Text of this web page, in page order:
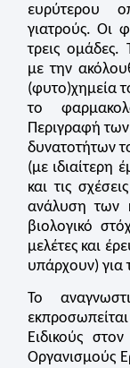
ευρύτερου
γιατρούς. Οι
τρεις ομάδες.
με την
(φυτο)χημεία
το
Περιγραφή
δυνατοτήτων
(με ιδιαίτερη
και τις
ανάλυση των
βιολογικό
μελέτες και
υπάρχουν) για
Το
Ειδικούς
Οργανισμούς